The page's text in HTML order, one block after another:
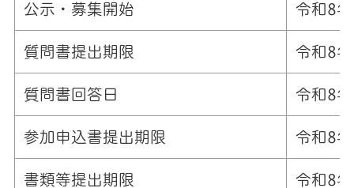
公示・募集開始 令和8
質問書提出期限 令和8
質問書回答日 令和8
参加申込書提出期限 令和8
書類等提出期限 令和8